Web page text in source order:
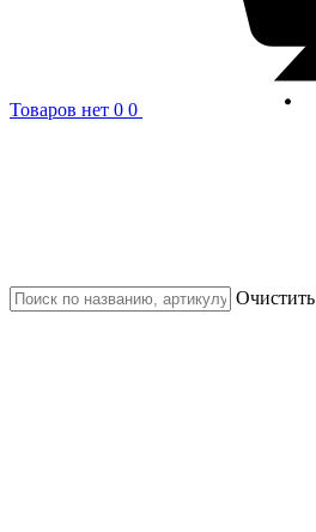
Товаров нет 0 0
Очистить